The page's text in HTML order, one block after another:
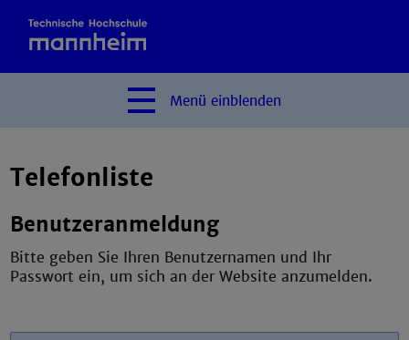
Menü einblenden
Telefonliste
Benutzeranmeldung
Bitte geben Sie Ihren Benutzernamen und Ihr
Passwort ein, um sich an der Website anzumelden.